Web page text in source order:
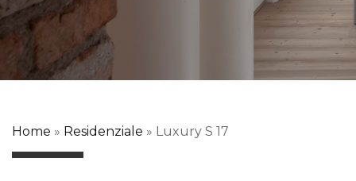
Home » Residenziale » Luxury S 17